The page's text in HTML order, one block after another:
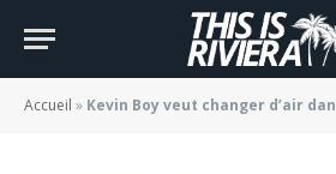
Accueil » Kevin Boy veut changer d’air dans
BY JADE MORGANE BLOGGER